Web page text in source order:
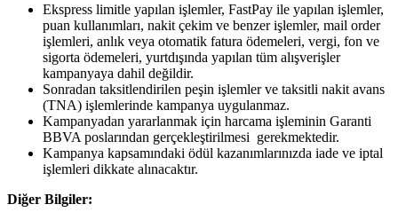
Ekspress limitle yapılan işlemler, FastPay ile yapılan işlemler,
puan kullanımları, nakit çekim ve benzer işlemler, mail order
işlemleri, anlık veya otomatik fatura ödemeleri, vergi, fon ve
sigorta ödemeleri, yurtdışında yapılan tüm alışverişler
kampanyaya dahil değildir.
Sonradan taksitlendirilen peşin işlemler ve taksitli nakit avans
(TNA) işlemlerinde kampanya uygulanmaz.
Kampanyadan yararlanmak için harcama işleminin Garanti
BBVA poslarından gerçekleştirilmesi gerekmektedir.
Kampanya kapsamındaki ödül kazanımlarınızda iade ve iptal
işlemleri dikkate alınacaktır.
Diğer Bilgiler: